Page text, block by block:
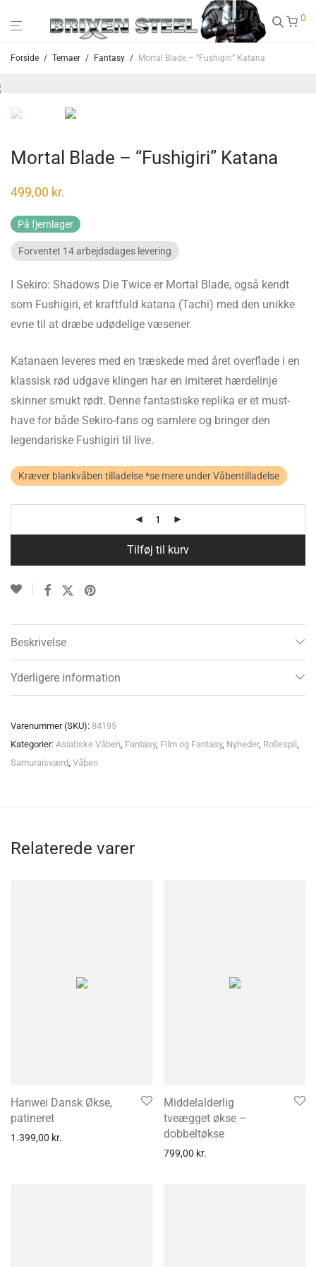
0
Forside / Temaer / Fantasy / Mortal Blade – “Fushigiri” Katana
Mortal Blade – “Fushigiri” Katana
499,00 kr.
Forventet 14 arbejdsdages levering
I Sekiro: Shadows Die Twice er Mortal Blade, også kendt
som Fushigiri, et kraftfuld katana (Tachi) med den unikke
evne til at dræbe udødelige væsener.
Katanaen leveres med en træskede med året overflade i en
klassisk rød udgave klingen har en imiteret hærdelinje
skinner smukt rødt. Denne fantastiske replika er et must-
have for både Sekiro-fans og samlere og bringer den
legendariske Fushigiri til live.
Kræver blankvåben tilladelse *se mere under Våbentilladelse
På fjernlager
Tilføj til kurv
Beskrivelse
Yderligere information
Varenummer (SKU): 84195
Kategorier: Asiatiske Våben, Fantasy, Film og Fantasy, Nyheder, Rollespil ,
Samuraisværd, Våben
Relaterede varer
Hanwei Dansk Økse,
patineret
1.399,00 kr.
Middelalderlig
tveægget økse –
dobbeltøkse
799,00 kr.